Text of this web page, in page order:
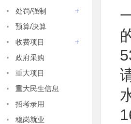
· 处罚/强制
· 预算/决算
· 收费项目
· 政府采购
· 重大项目
· 重大民生信息
· 招考录用
· 稳岗就业